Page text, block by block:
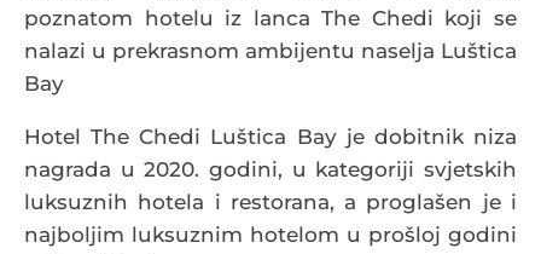
poznatom hotelu iz lanca The Chedi koji se
nalazi u prekrasnom ambijentu naselja Luštica
Bay
Hotel The Chedi Luštica Bay je dobitnik niza
nagrada u 2020. godini, u kategoriji svjetskih
luksuznih hotela i restorana, a proglašen je i
najboljim luksuznim hotelom u prošloj godini